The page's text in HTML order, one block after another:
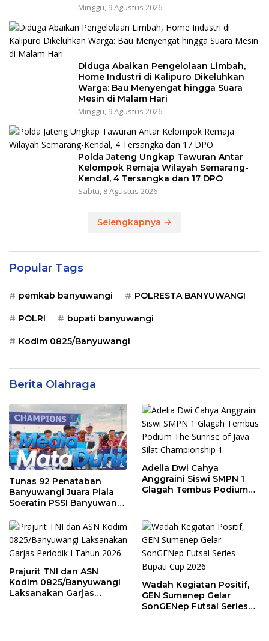
Minggu, 9 Agustus 2026
Diduga Abaikan Pengelolaan Limbah,
Home Industri di Kalipuro Dikeluhkan
Warga: Bau Menyengat hingga Suara
Mesin di Malam Hari
Minggu, 9 Agustus 2026
Polda Jateng Ungkap Tawuran Antar
Kelompok Remaja Wilayah Semarang-
Kendal, 4 Tersangka dan 17 DPO
Sabtu, 8 Agustus 2026
Selengkapnya
Popular Tags
pemkab banyuwangi POLRESTA BANYUWANGI
POLRI bupati banyuwangi
Kodim 0825/Banyuwangi
Berita Olahraga
Tunas 92 Penataban
Banyuwangi Juara Piala
Soeratin PSSI Banyuwangi
Adelia Dwi Cahya
Anggraini Siswi SMPN 1
Glagah Tembus Podium
Prajurit TNI dan ASN
Kodim 0825/Banyuwangi
Laksanakan Garjas
Wadah Kegiatan Positif,
GEN Sumenep Gelar
SonGENep Futsal Series